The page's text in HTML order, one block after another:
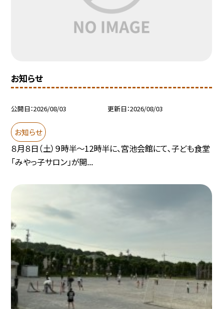
お知らせ
公開日 2026/08/03 更新日 2026/08/03
お知らせ
８月８日（土）９時半～12時半に、宮池会館にて、子ども食堂
「みやっ子サロン」が開...